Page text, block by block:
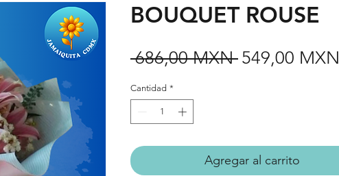
BOUQUET ROUSE
686,00 MXN Precio
549,00 MXN
Cantidad *
Agregar al carrito